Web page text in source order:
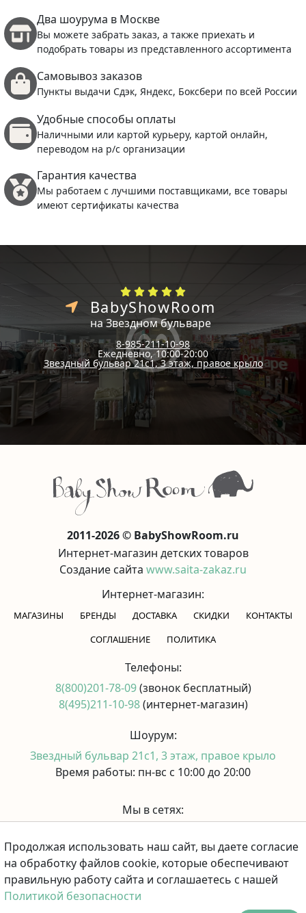
Два шоурума в Москве
Вы можете забрать заказ, а также приехать и
подобрать товары из представленного ассортимента
Самовывоз заказов
Пункты выдачи Сдэк, Яндекс, Боксбери по всей России
Удобные способы оплаты
Наличными или картой курьеру, картой онлайн,
переводом на р/с организации
Гарантия качества
Мы работаем с лучшими поставщиками, все товары
имеют сертификаты качества
BabyShowRoom
на Звездном бульваре
8-985-211-10-98
Ежедневно, 10:00-20:00
Звездный бульвар 21с1, 3 этаж, правое крыло
2011-2026 © BabyShowRoom.ru
Интернет-магазин детских товаров
Создание сайта www.saita-zakaz.ru
Интернет-магазин:
МАГАЗИНЫ БРЕНДЫ ДОСТАВКА СКИДКИ
КОНТАКТЫ
CОГЛАШЕНИЕ
ПОЛИТИКА
Телефоны:
8(800)201-78-09(звонок бесплатный)
8(495)211-10-98(интернет-магазин)
Шоурум:
Звездный бульвар 21с1, 3 этаж, правое крыло
Время работы: пн-вс с 10:00 до 20:00
Мы в сетях:
Принимаем к оплате:
Продолжая использовать наш сайт, вы даете согласие
на обработку файлов cookie, которые обеспечивают
правильную работу сайта и соглашаетесь с нашей
Политикой безопасности